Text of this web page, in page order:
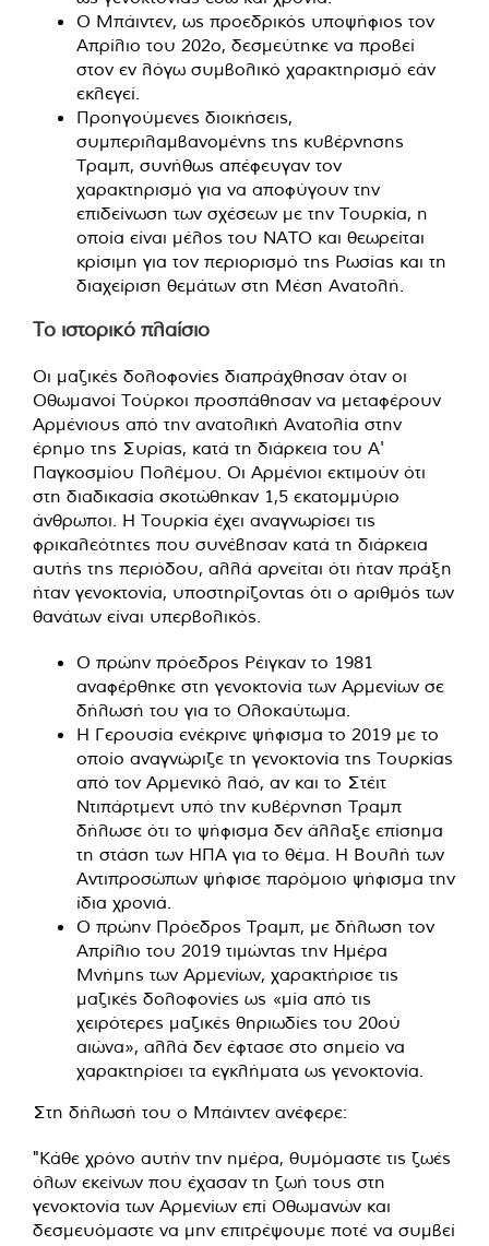
Ο Μπάιντεν, ως προεδρικός υποψήφιος τον
Απρίλιο του 202ο, δεσμεύτηκε να προβεί
στον εν λόγω συμβολικό χαρακτηρισμό εάν
εκλεγεί.
Προηγούμενες διοικήσεις,
συμπεριλαμβανομένης της κυβέρνησης
Τραμπ, συνήθως απέφευγαν τον
χαρακτηρισμό για να αποφύγουν την
επιδείνωση των σχέσεων με την Τουρκία, η
οποία είναι μέλος του ΝΑΤΟ και θεωρείται
κρίσιμη για τον περιορισμό της Ρωσίας και τη
διαχείριση θεμάτων στη Μέση Ανατολή.
Το ιστορικό πλαίσιο
Οι μαζικές δολοφονίες διαπράχθησαν όταν οι
Οθωμανοί Τούρκοι προσπάθησαν να μεταφέρουν
Αρμένιους από την ανατολική Ανατολία στην
έρημο της Συρίας, κατά τη διάρκεια του Α'
Παγκοσμίου Πολέμου. Οι Αρμένιοι εκτιμούν ότι
στη διαδικασία σκοτώθηκαν 1,5 εκατομμύριο
άνθρωποι. Η Τουρκία έχει αναγνωρίσει τις
φρικαλεότητες που συνέβησαν κατά τη διάρκεια
αυτής της περιόδου, αλλά αρνείται ότι ήταν πράξη
ήταν γενοκτονία, υποστηρίζοντας ότι ο αριθμός των
θανάτων είναι υπερβολικός.
Ο πρώην πρόεδρος Ρέιγκαν το 1981
αναφέρθηκε στη γενοκτονία των Αρμενίων σε
δήλωσή του για το Ολοκαύτωμα.
Η Γερουσία ενέκρινε ψήφισμα το 2019 με το
οποίο αναγνώριζε τη γενοκτονία της Τουρκίας
από τον Αρμενικό λαό, αν και το Στέιτ
Ντιπάρτμεντ υπό την κυβέρνηση Τραμπ
δήλωσε ότι το ψήφισμα δεν άλλαξε επίσημα
τη στάση των ΗΠΑ για το θέμα. Η Βουλή των
Αντιπροσώπων ψήφισε παρόμοιο ψήφισμα την
ίδια χρονιά.
Ο πρώην Πρόεδρος Τραμπ, με δήλωση τον
Απρίλιο του 2019 τιμώντας την Ημέρα
Μνήμης των Αρμενίων, χαρακτήρισε τις
μαζικές δολοφονίες ως «μία από τις
χειρότερες μαζικές θηριωδίες του 20ού
αιώνα», αλλά δεν έφτασε στο σημείο να
χαρακτηρίσει τα εγκλήματα ως γενοκτονία.
Στη δήλωσή του ο Μπάιντεν ανέφερε:
"Κάθε χρόνο αυτήν την ημέρα, θυμόμαστε τις ζωές
όλων εκείνων που έχασαν τη ζωή τους στη
γενοκτονία των Αρμενίων επί Οθωμανών και
δεσμευόμαστε να μην επιτρέψουμε ποτέ να συμβεί